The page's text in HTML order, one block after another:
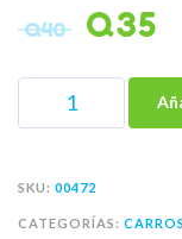
Q40 Q35
SKU: 00472
CATEGORÍAS: CARROS